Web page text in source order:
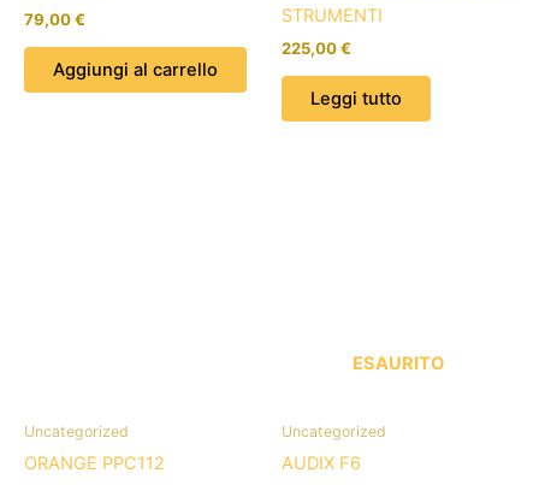
79,00€
Aggiungi al carrello
STRUMENTI
225,00€
Leggi tutto
Uncategorized
ORANGE PPC112
ESAURITO
Uncategorized
AUDIX F6